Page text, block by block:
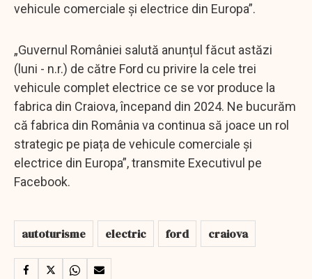
vehicule comerciale și electrice din Europa”.
„Guvernul României salută anunțul făcut astăzi
(luni - n.r.) de către Ford cu privire la cele trei
vehicule complet electrice ce se vor produce la
fabrica din Craiova, începand din 2024. Ne bucurăm
că fabrica din România va continua să joace un rol
strategic pe piața de vehicule comerciale și
electrice din Europa”, transmite Executivul pe
Facebook.
autoturisme electric ford craiova